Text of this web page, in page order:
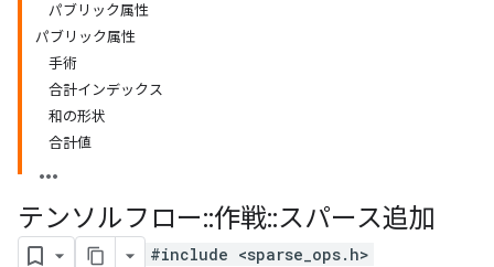
パブリック属性
パブリック属性
手術
合計インデックス
和の形状
合計値
テンソルフロー::作戦::スパース追加
#include <sparse_ops.h>